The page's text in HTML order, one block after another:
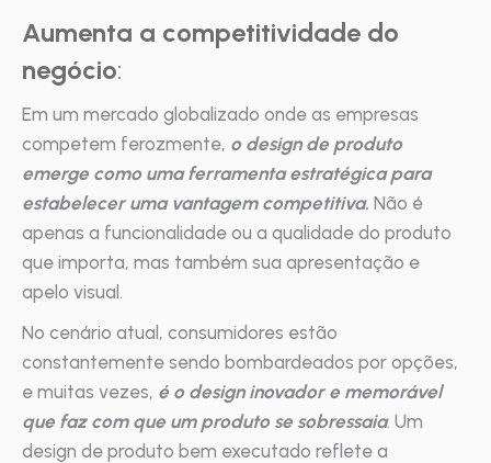
Aumenta a competitividade do
negócio:
Em um mercado globalizado onde as empresas
competem ferozmente, o design de produto
emerge como uma ferramenta estratégica para
estabelecer uma vantagem competitiva. Não é
apenas a funcionalidade ou a qualidade do produto
que importa, mas também sua apresentação e
apelo visual.
No cenário atual, consumidores estão
constantemente sendo bombardeados por opções,
e muitas vezes, é o design inovador e memorável
que faz com que um produto se sobressaia. Um
design de produto bem executado reflete a